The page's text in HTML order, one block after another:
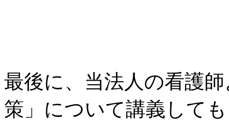
最後に、当法人の看護
策」について講義して